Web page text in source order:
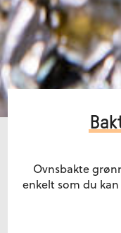
Ovnsbakte
enkelt som du